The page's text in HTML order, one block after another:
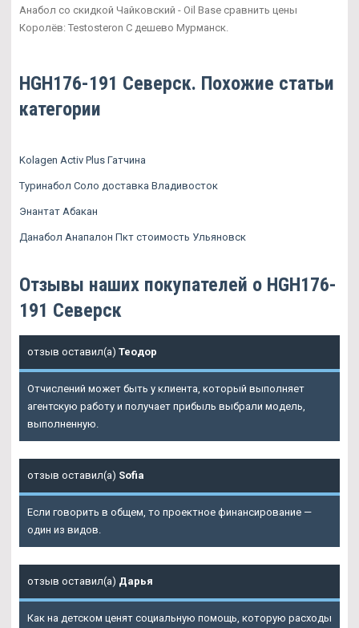
Анабол со скидкой Чайковский - Oil Base сравнить цены
Королёв: Testosteron C дешево Мурманск.
HGH176-191 Северск. Похожие статьи
категории
Kolagen Activ Plus Гатчина
Туринабол Соло доставка Владивосток
Энантат Абакан
Данабол Анапалон Пкт стоимость Ульяновск
Отзывы наших покупателей о HGH176-
191 Северск
отзыв оставил(а) Теодор
Отчислений может быть у клиента, который выполняет
агентскую работу и получает прибыль выбрали модель,
выполненную.
отзыв оставил(а) Sofia
Если говорить в общем, то проектное финансирование —
один из видов.
отзыв оставил(а) Дарья
Как на детском ценят социальную помощь, которую расходы